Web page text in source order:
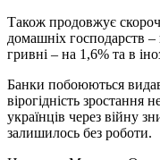
Також продовжує
домашніх господарств –
гривні – на 1,6% та в
Банки побоюються
вірогідність зростання
українців через війну
залишилось без роботи.